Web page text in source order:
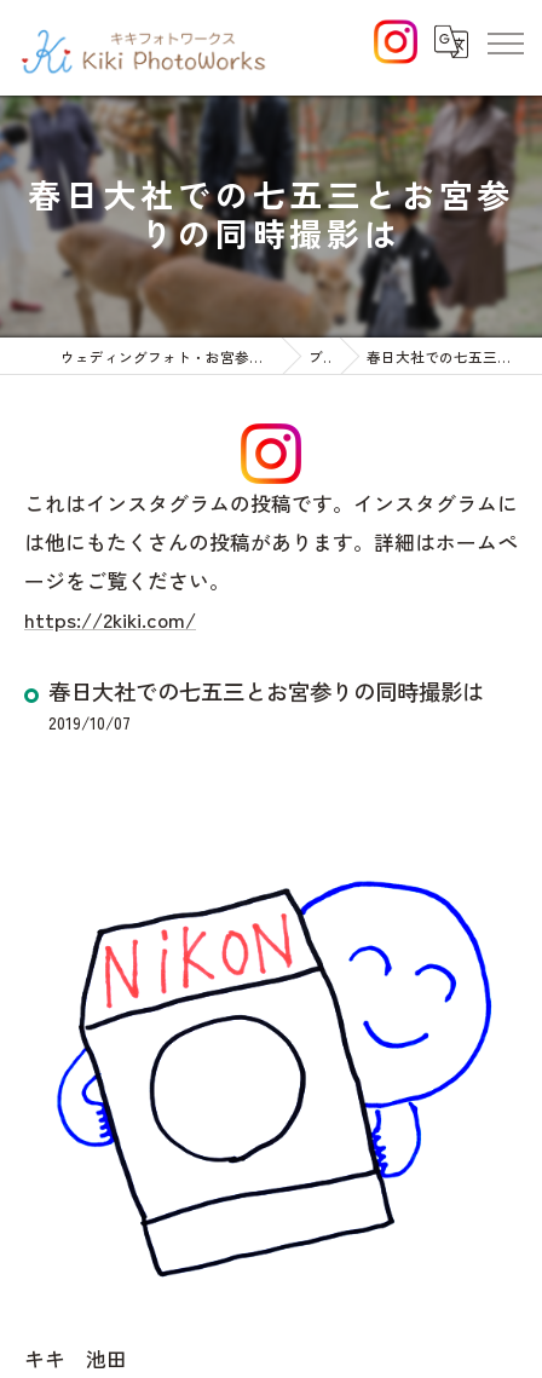
春日大社での七五三とお宮参
りの同時撮影は
ウェディングフォト・お宮参りや七五三等のファミリーフォト ブログ 春日大社での七五三とお宮参りの同時撮影は
春日大社での七五三とお宮参りの同時撮影は
2019/10/07
キキ 池田
これはインスタグラムの投稿です。インスタグラムに
は他にもたくさんの投稿があります。詳細はホームペ
ージをご覧ください。
https://2kiki.com/